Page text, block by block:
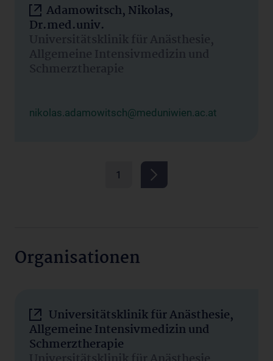
Adamowitsch, Nikolas,
Dr.med.univ.
Universitätsklinik für Anästhesie,
Allgemeine Intensivmedizin und
Schmerztherapie
nikolas.adamowitsch@meduniwien.ac.at
1
Organisationen
Universitätsklinik für Anästhesie,
Allgemeine Intensivmedizin und
Schmerztherapie